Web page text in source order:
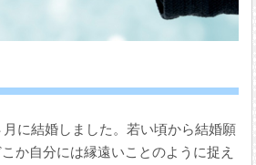
に結婚しました。若い頃から結婚願
か自分には縁遠いことのように捉え